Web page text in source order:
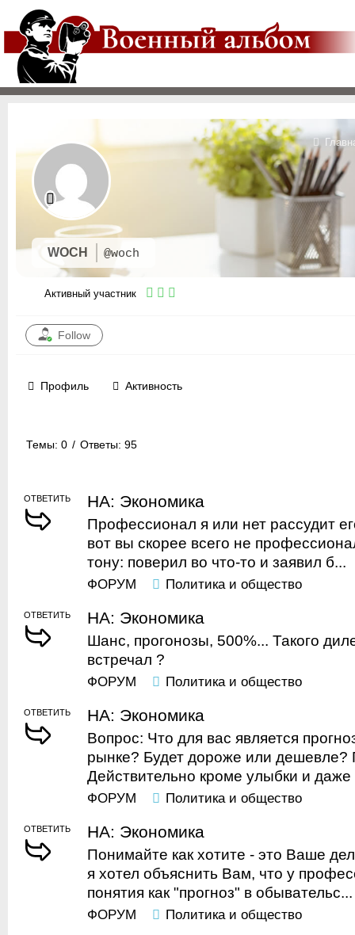
WOCH @woch
Активный участник
Follow
Профиль Активность
Темы: 0 / Ответы: 95
ОТВЕТИТЬ НА: Экономика
Профессионал я или нет рассудит
вот вы скорее всего не
тону: поверил во что-то и заявил б...
ФОРУМ Политика и общество
ОТВЕТИТЬ НА: Экономика
Шанс, прогонозы, 500%... Такого
встречал ?
ФОРУМ Политика и общество
ОТВЕТИТЬ НА: Экономика
Вопрос: Что для вас является
рынке? Будет дороже или дешевле?
Действительно кроме улыбки и даже
ФОРУМ Политика и общество
ОТВЕТИТЬ НА: Экономика
Понимайте как хотите - это Ваше
я хотел объяснить Вам, что у
понятия как "прогноз" в обывательс...
ФОРУМ Политика и общество